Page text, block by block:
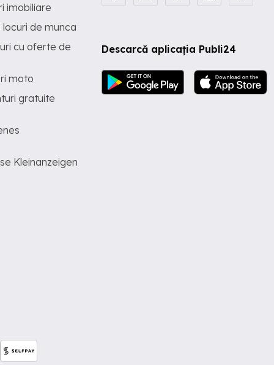
Descarcă aplicația Publi24
imobiliare
locuri de munca
cu oferte de
moto
gratuite
Kleinanzeigen